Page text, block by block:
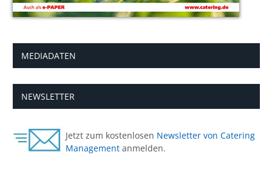
MEDIADATEN
NEWSLETTER
Jetzt zum kostenlosen Newsletter von Catering
Management anmelden.